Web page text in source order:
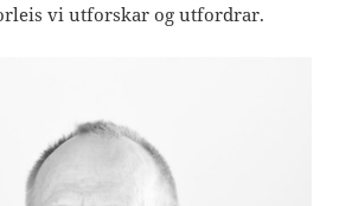
vi utforskar og utfordrar.